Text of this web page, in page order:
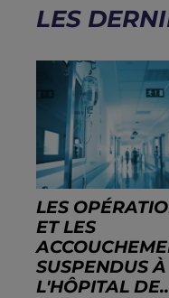
LES
LES
ET LES
SUSPENDUS À
L'HÔPITAL